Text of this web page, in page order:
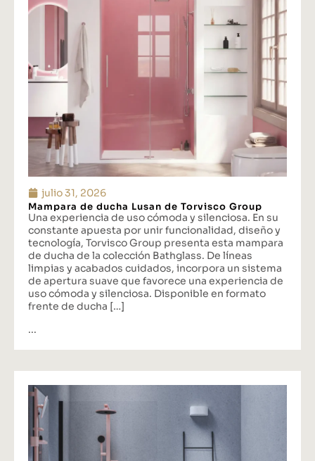
julio 31, 2026
Mampara de ducha Lusan de Torvisco Group
Una experiencia de uso cómoda y silenciosa. En su
constante apuesta por unir funcionalidad, diseño y
tecnología, Torvisco Group presenta esta mampara
de ducha de la colección Bathglass. De líneas
limpias y acabados cuidados, incorpora un sistema
de apertura suave que favorece una experiencia de
uso cómoda y silenciosa. Disponible en formato
frente de ducha […]
...